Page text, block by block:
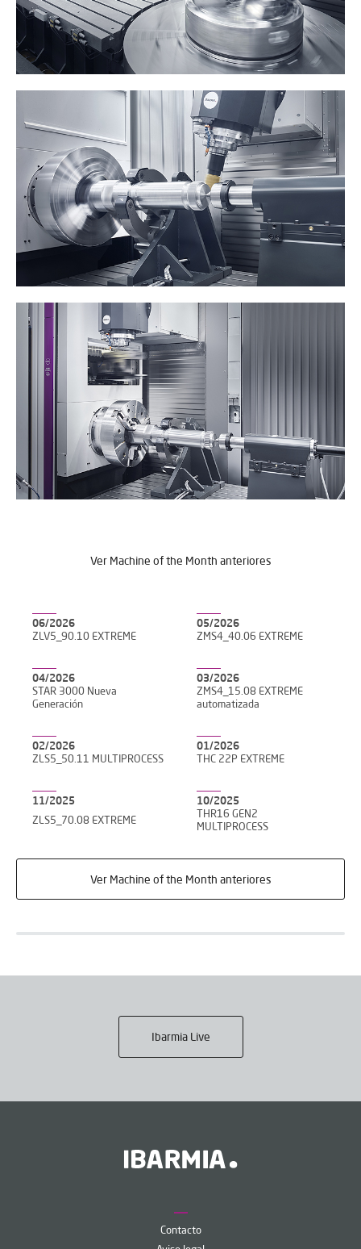
Ver Machine of the Month anteriores
06/2026
ZLV5_90.10 EXTREME
05/2026
ZMS4_40.06 EXTREME
04/2026
STAR 3000 Nueva
Generación
03/2026
ZMS4_15.08 EXTREME
automatizada
02/2026
ZLS5_50.11 MULTIPROCESS
01/2026
THC 22P EXTREME
11/2025
ZLS5_70.08 EXTREME
10/2025
THR16 GEN2
MULTIPROCESS
Ver Machine of the Month anteriores
Ibarmia Live
Contacto